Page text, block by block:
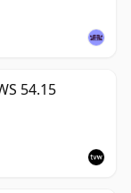
54.15